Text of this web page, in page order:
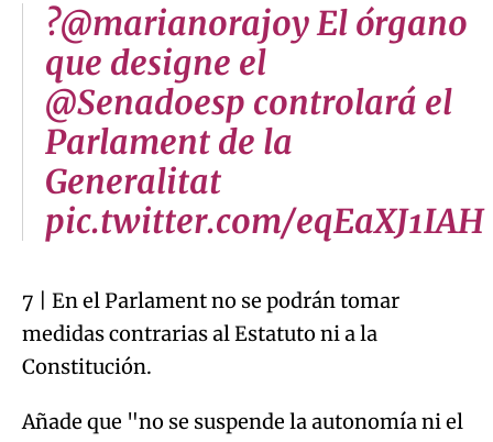
?@marianorajoy El órgano
que designe el
@Senadoesp controlará el
Parlament de la
Generalitat
pic.twitter.com/eqEaXJ1IAH
7 | En el Parlament no se podrán tomar
medidas contrarias al Estatuto ni a la
Constitución.
Añade que "no se suspende la autonomía ni el